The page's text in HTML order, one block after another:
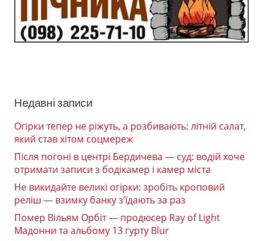
Недавні записи
Огірки тепер не ріжуть, а розбивають: літній салат,
який став хітом соцмереж
Після погоні в центрі Бердичева — суд: водій хоче
отримати записи з бодікамер і камер міста
Не викидайте великі огірки: зробіть кроповий
реліш — взимку банку з’їдають за раз
Помер Вільям Орбіт — продюсер Ray of Light
Мадонни та альбому 13 гурту Blur